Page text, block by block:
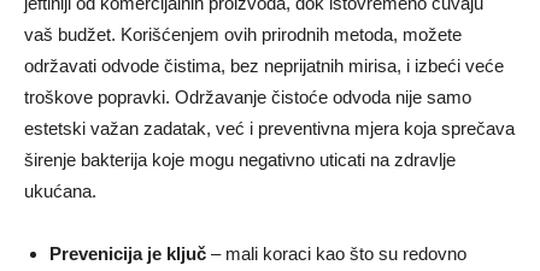
vaš budžet. Korišćenjem ovih prirodnih metoda, možete
održavati odvode čistima, bez neprijatnih mirisa, i izbeći veće
troškove popravki. Održavanje čistoće odvoda nije samo
estetski važan zadatak, već i preventivna mjera koja sprečava
širenje bakterija koje mogu negativno uticati na zdravlje
ukućana.
Prevenicija je ključ – mali koraci kao što su redovno